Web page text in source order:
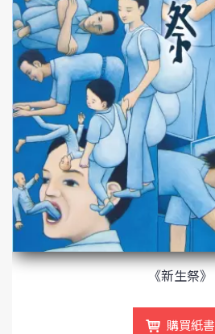
《新生祭》
購買紙書